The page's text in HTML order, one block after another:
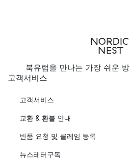
북유럽을 만나는 가장 쉬운
고객서비스
고객서비스
교환 & 환불 안내
반품 요청 및 클레임 등록
뉴스레터구독